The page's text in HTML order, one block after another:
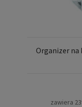
Organizer na
zawiera